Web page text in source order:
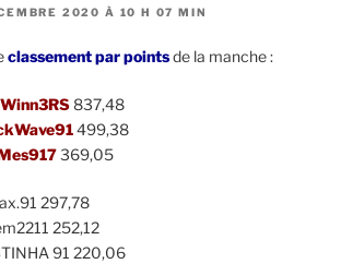
2020 À 10 H 07 MIN
classement par pointsde la manche :
837,48
499,38
369,05
297,78
252,12
91 220,06